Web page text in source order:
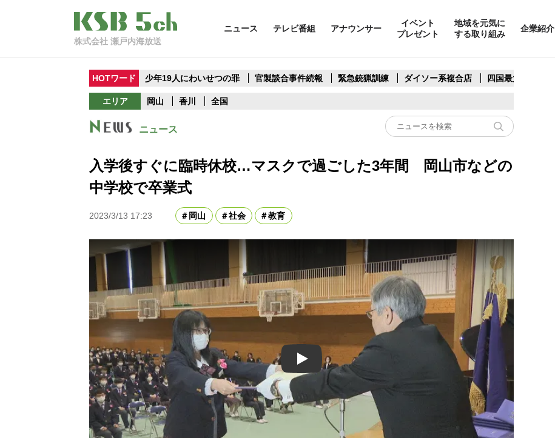
株式会社 瀬戸内海放送
ニュース テレビ番組 アナウンサー
イベント
プレゼント
地域を元気に
する取り組み
企業紹介
HOTワード 少年19人にわいせつの罪 官製談合事件続報 緊急銃猟訓練 ダイソー系複合店 四国最大スリコ
エリア 岡山 香川 全国
ニュース
入学後すぐに臨時休校…マスクで過ごした3年間 岡山市などの
中学校で卒業式
2023/3/13 17:23 岡山 社会 教育
Play